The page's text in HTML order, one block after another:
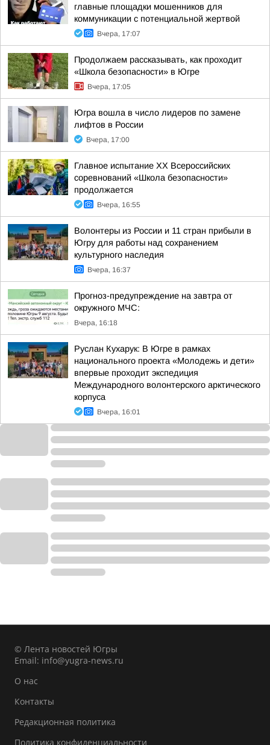
главные площадки мошенников для
коммуникации с потенциальной жертвой
Вчера, 17:07
Продолжаем рассказывать, как проходит
«Школа безопасности» в Югре
Вчера, 17:05
Югра вошла в число лидеров по замене
лифтов в России
Вчера, 17:00
Главное испытание XX Всероссийских
соревнований «Школа безопасности»
продолжается
Вчера, 16:55
Волонтеры из России и 11 стран прибыли в
Югру для работы над сохранением
культурного наследия
Вчера, 16:37
Прогноз-предупреждение на завтра от
окружного МЧС:
Вчера, 16:18
Руслан Кухарук: В Югре в рамках
национального проекта «Молодежь и дети»
впервые проходит экспедиция
Международного волонтерского арктического
корпуса
Вчера, 16:01
© Лента новостей Югры
Email: info@yugra-news.ru
О нас
Контакты
Редакционная политика
Политика конфиденциальности